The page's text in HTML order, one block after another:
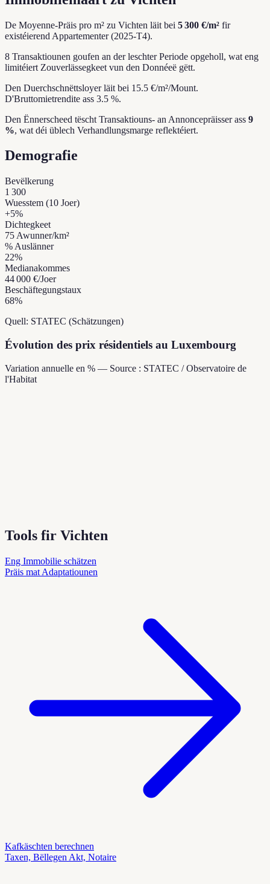
De Moyenne-Präis pro m² zu Vichten läit bei 5 300 €/m² fir
existéierend Appartementer (2025-T4).
8 Transaktiounen goufen an der leschter Periode opgeholl, wat eng
limitéiert Zouverlässegkeet vun den Donnéeë gëtt.
Den Duerchschnëttsloyer läit bei 15.5 €/m²/Mount.
D'Bruttomietrendite ass 3.5 %.
Den Ënnerscheed tëscht Transaktiouns- an Annoncepräisser ass 9
%, wat déi üblech Verhandlungsmarge reflektéiert.
Demografie
Bevëlkerung
1 300
Wuesstem (10 Joer)
+5%
Dichtegkeet
75 Awunner/km²
% Auslänner
22%
Medianakommes
44 000 €/Joer
Beschäftegungstaux
68%
Quell: STATEC (Schätzungen)
Évolution des prix résidentiels au Luxembourg
Variation annuelle en % — Source : STATEC / Observatoire de
l'Habitat
Tools fir Vichten
Eng Immobilie schätzen
Präis mat Adaptatiounen
Kafkäschten berechnen
Taxen, Bëllegen Akt, Notaire